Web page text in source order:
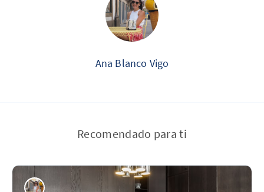
Ana Blanco Vigo
Recomendado para ti